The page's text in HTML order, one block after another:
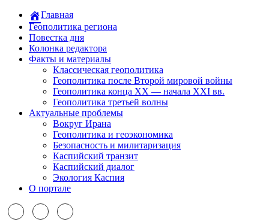
Главная
Геополитика региона
Повестка дня
Колонка редактора
Факты и материалы
Классическая геополитика
Геополитика после Второй мировой войны
Геополитика конца XX — начала XXI вв.
Геополитика третьей волны
Актуальные проблемы
Вокруг Ирана
Геополитика и геоэкономика
Безопасность и милитаризация
Каспийский транзит
Каспийский диалог
Экология Каспия
О портале